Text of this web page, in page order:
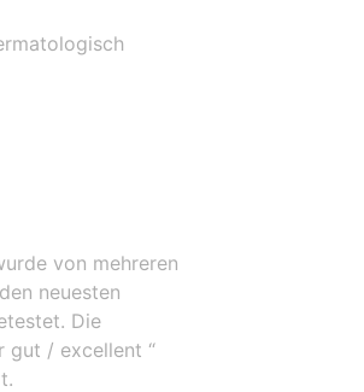
von mehreren
neuesten
Die
gut / excellent “